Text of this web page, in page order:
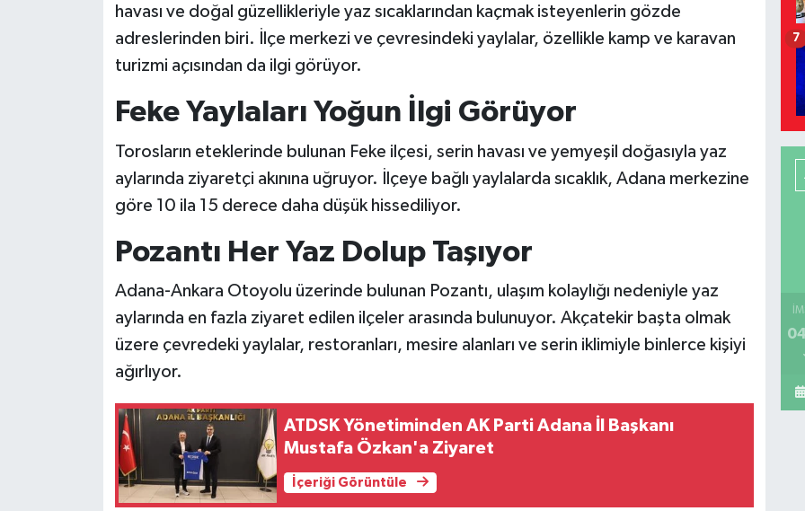
havası ve doğal güzellikleriyle yaz sıcaklarından kaçmak isteyenlerin gözde
adreslerinden biri. İlçe merkezi ve çevresindeki yaylalar, özellikle kamp ve karavan
turizmi açısından da ilgi görüyor.
Feke Yaylaları Yoğun İlgi Görüyor
Torosların eteklerinde bulunan Feke ilçesi, serin havası ve yemyeşil doğasıyla yaz
aylarında ziyaretçi akınına uğruyor. İlçeye bağlı yaylalarda sıcaklık, Adana merkezine
göre 10 ila 15 derece daha düşük hissediliyor.
Pozantı Her Yaz Dolup Taşıyor
Adana-Ankara Otoyolu üzerinde bulunan Pozantı, ulaşım kolaylığı nedeniyle yaz
aylarında en fazla ziyaret edilen ilçeler arasında bulunuyor. Akçatekir başta olmak
üzere çevredeki yaylalar, restoranları, mesire alanları ve serin iklimiyle binlerce kişiyi
ağırlıyor.
ATDSK Yönetiminden AK Parti Adana İl Başkanı
Mustafa Özkan'a Ziyaret
İçeriği Görüntüle
7